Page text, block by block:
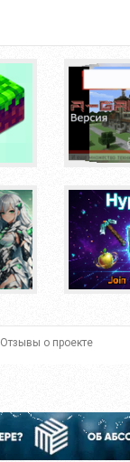
Отзывы о проекте